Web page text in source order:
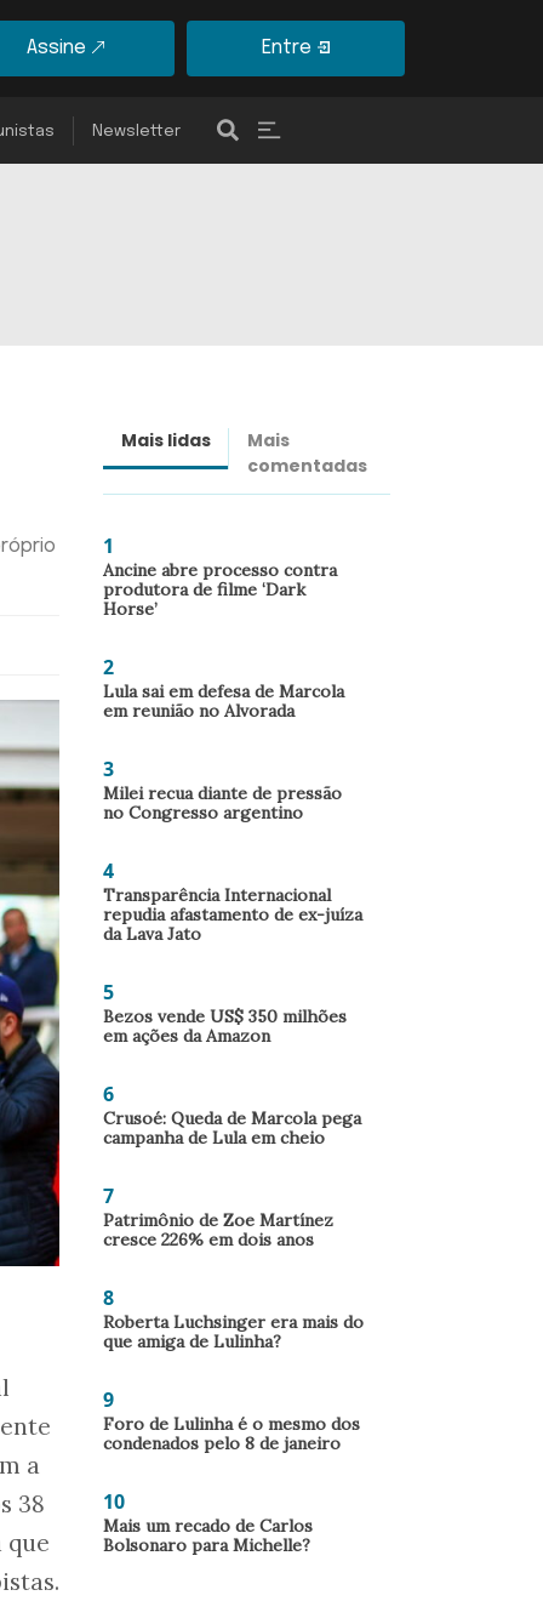
Assine Entre
Newsletter
a
38
que
Mais lidas
Mais
comentadas
1
Ancine abre processo contra
produtora de filme ‘Dark
Horse’
2
Lula sai em defesa de Marcola
em reunião no Alvorada
3
Milei recua diante de pressão
no Congresso argentino
4
Transparência Internacional
repudia afastamento de ex-juíza
da Lava Jato
5
Bezos vende US$ 350 milhões
em ações da Amazon
6
Crusoé: Queda de Marcola pega
campanha de Lula em cheio
7
Patrimônio de Zoe Martínez
cresce 226% em dois anos
8
Roberta Luchsinger era mais do
que amiga de Lulinha?
9
Foro de Lulinha é o mesmo dos
condenados pelo 8 de janeiro
10
Mais um recado de Carlos
Bolsonaro para Michelle?